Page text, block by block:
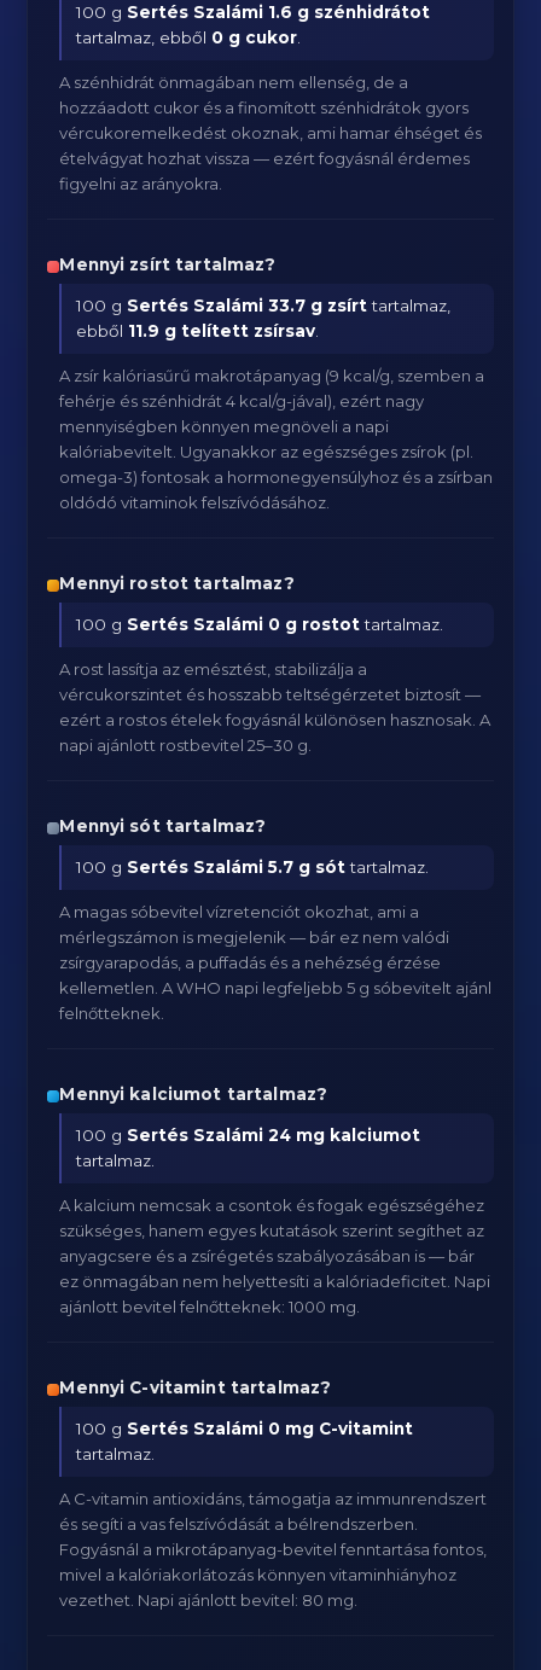
100 g Sertés Szalámi 1.6 g szénhidrátot
tartalmaz, ebből 0 g cukor
A szénhidrát önmagában nem ellenség, de a
hozzáadott cukor és a finomított szénhidrátok gyors
vércukoremelkedést okoznak, ami hamar éhséget és
ételvágyat hozhat vissza — ezért fogyásnál érdemes
figyelni az arányokra.
Mennyi zsírt tartalmaz?
100 g Sertés Szalámi 33.7 g zsírttartalmaz,
ebből 11.9 g telített zsírsav
A zsír kalóriasűrű makrotápanyag (9 kcal/g, szemben a
fehérje és szénhidrát 4 kcal/g-jával), ezért nagy
mennyiségben könnyen megnöveli a napi
kalóriabevitelt. Ugyanakkor az egészséges zsírok (pl.
omega-3) fontosak a hormonegyensúlyhoz és a zsírban
oldódó vitaminok felszívódásához.
Mennyi rostot tartalmaz?
100 g Sertés Szalámi 0 g rostottartalmaz.
A rost lassítja az emésztést, stabilizálja a
vércukorszintet és hosszabb teltségérzetet biztosít —
ezért a rostos ételek fogyásnál különösen hasznosak. A
napi ajánlott rostbevitel 25–30 g.
Mennyi sót tartalmaz?
100 g Sertés Szalámi 5.7 g sóttartalmaz.
A magas sóbevitel vízretenciót okozhat, ami a
mérlegszámon is megjelenik — bár ez nem valódi
zsírgyarapodás, a puffadás és a nehézség érzése
kellemetlen. A WHO napi legfeljebb 5 g sóbevitelt ajánl
felnőtteknek.
Mennyi kalciumot tartalmaz?
100 g Sertés Szalámi 24 mg kalciumot
tartalmaz.
A kalcium nemcsak a csontok és fogak egészségéhez
szükséges, hanem egyes kutatások szerint segíthet az
anyagcsere és a zsírégetés szabályozásában is — bár
ez önmagában nem helyettesíti a kalóriadeficitet. Napi
ajánlott bevitel felnőtteknek: 1000 mg.
Mennyi C-vitamint tartalmaz?
100 g Sertés Szalámi 0 mg C-vitamint
tartalmaz.
A C-vitamin antioxidáns, támogatja az immunrendszert
és segíti a vas felszívódását a bélrendszerben.
Fogyásnál a mikrotápanyag-bevitel fenntartása fontos,
mivel a kalóriakorlátozás könnyen vitaminhiányhoz
vezethet. Napi ajánlott bevitel: 80 mg.